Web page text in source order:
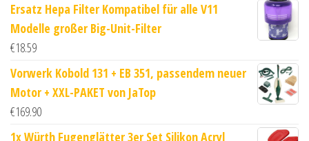
Ersatz Hepa Filter Kompatibel für alle V11
Modelle großer Big-Unit-Filter
€18.59
Vorwerk Kobold 131 + EB 351, passendem neuer
Motor + XXL-PAKET von JaTop
€169.90
1x Würth Fugenglätter 3er Set Silikon Acryl